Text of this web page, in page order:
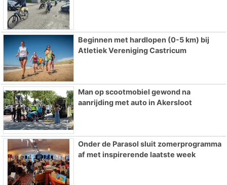
Beginnen met hardlopen (0-5 km) bij
Atletiek Vereniging Castricum
Man op scootmobiel gewond na
aanrijding met auto in Akersloot
Onder de Parasol sluit zomerprogramma
af met inspirerende laatste week